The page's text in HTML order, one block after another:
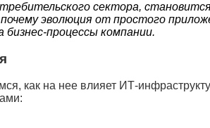
сектора,
эволюция от простого
бизнес-процессы компании.
как на нее влияет ИТ-